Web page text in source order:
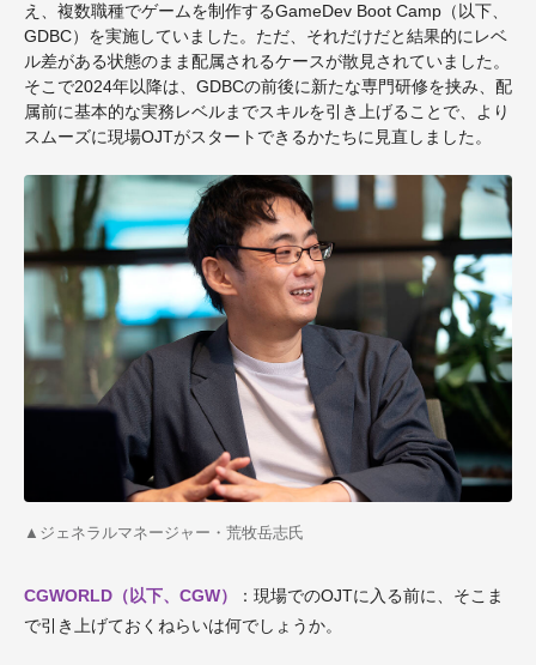
え、複数職種でゲームを制作するGameDev Boot Camp （以下、
GDBC）を実施していました。ただ、それだけだと結果的にレベ
ル差がある状態のまま配属されるケースが散見されていました。
そこで2024年以降は、 GDBCの前後に新たな専門研修を挟み、配
属前に基本的な実務レベルまでスキルを引き上げることで、より
スムーズに現場OJTがスタートできるかたちに見直しました。
▲ ジェネラルマネージャー・荒牧岳志氏
CGWORLD（以下、CGW）
：現場でのOJTに入る前に、そこま
で引き上げておくねらいは何でしょうか。